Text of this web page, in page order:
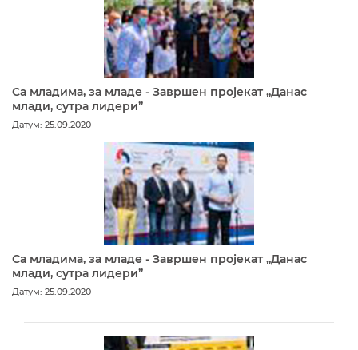
Са младима, за младе - Завршен пројекат „Данас
млади, сутра лидери”
Датум: 25.09.2020
Са младима, за младе - Завршен пројекат „Данас
млади, сутра лидери”
Датум: 25.09.2020